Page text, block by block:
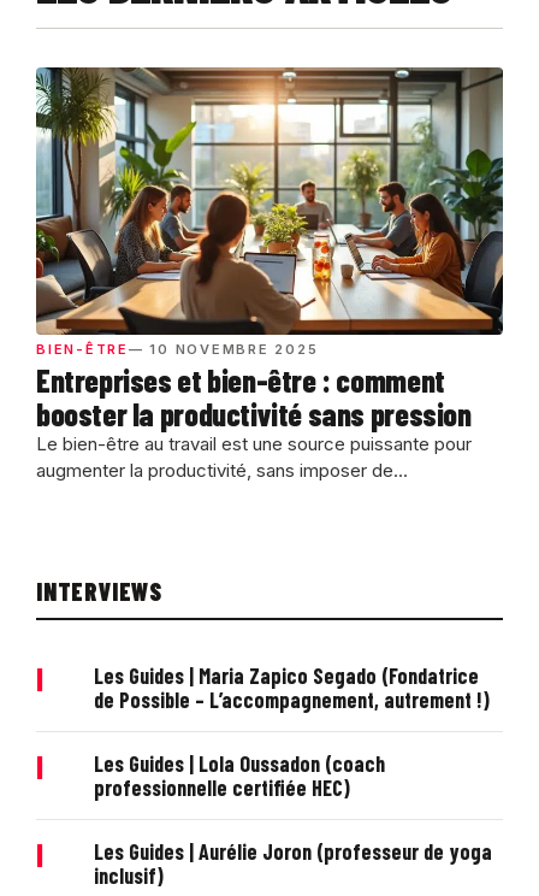
BIEN-ÊTRE — 10 NOVEMBRE 2025
Entreprises et bien-être : comment
booster la productivité sans pression
Le bien-être au travail est une source puissante pour
augmenter la productivité, sans imposer de...
INTERVIEWS
|
Les Guides | Maria Zapico Segado (Fondatrice
de Possible – L’accompagnement, autrement !)
|
Les Guides | Lola Oussadon (coach
professionnelle certifiée HEC)
|
Les Guides | Aurélie Joron (professeur de yoga
inclusif)